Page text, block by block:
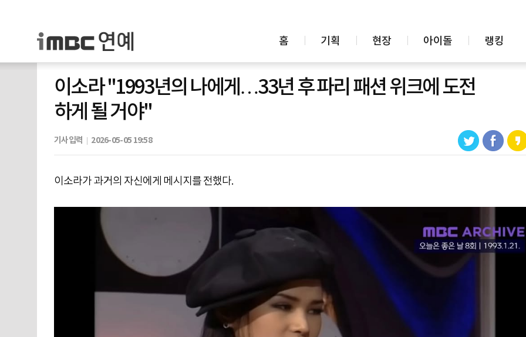
홈 기획 현장 아이돌 랭킹
이소라 "1993년의 나에게…33년 후 파리 패션 위크에 도전
하게 될 거야"
기사입력 2026-05-05 19:58
이소라가 과거의 자신에게 메시지를 전했다.